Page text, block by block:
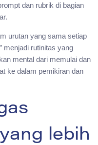
dan rubrik di bagian
urutan yang sama setiap
menjadi rutinitas yang
mental dari memulai dan
ke dalam pemikiran dan
lebih